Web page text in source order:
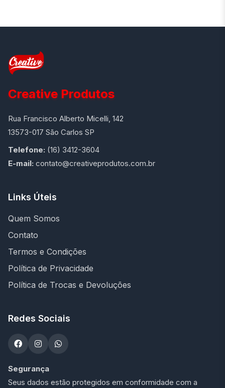
Creative Produtos
Rua Francisco Alberto Micelli, 142
13573-017 São Carlos SP
Telefone: (16) 3412-3604
E-mail: contato@creativeprodutos.com.br
Links Úteis
Quem Somos
Contato
Termos e Condições
Política de Privacidade
Política de Trocas e Devoluções
Redes Sociais
Segurança
Seus dados estão protegidos em conformidade com a